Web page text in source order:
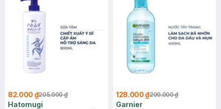
82.000 ₫205.000 ₫
Hatomugi
128.000 ₫209.000 ₫
Garnier